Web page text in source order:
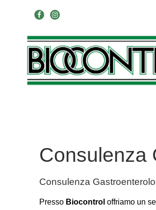
Consulenza
Consulenza
Presso Biocontrol offriamo un